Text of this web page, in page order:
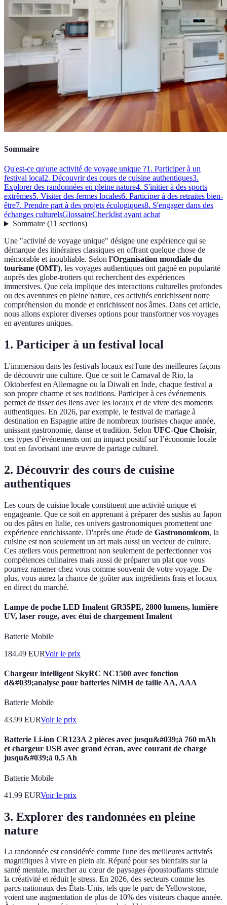
Sommaire
Qu'est-ce qu'une activité de voyage unique ?1. Participer à un
festival local2. Découvrir des cours de cuisine authentiques3.
Explorer des randonnées en pleine nature4. S'initier à des sports
extrêmes5. Visiter des fermes locales6. Participer à des retraites bien-
être7. Prendre part à des projets écologiques8. S'engager dans des
échanges culturelsGlossaireChecklist avant achat
Sommaire(11 sections)
Une "activité de voyage unique" désigne une expérience qui se
démarque des itinéraires classiques en offrant quelque chose de
mémorable et inoubliable. Selon l'Organisation mondiale du
tourisme (OMT), les voyages authentiques ont gagné en popularité
auprès des globe-trotters qui recherchent des expériences
immersives. Que cela implique des interactions culturelles profondes
ou des aventures en pleine nature, ces activités enrichissent notre
compréhension du monde et enrichissent nos âmes. Dans cet article,
nous allons explorer diverses options pour transformer vos voyages
en aventures uniques.
1. Participer à un festival local
L'immersion dans les festivals locaux est l'une des meilleures façons
de découvrir une culture. Que ce soit le Carnaval de Rio, la
Oktoberfest en Allemagne ou la Diwali en Inde, chaque festival a
son propre charme et ses traditions. Participer à ces événements
permet de tisser des liens avec les locaux et de vivre des moments
authentiques. En 2026, par exemple, le festival de mariage à
destination en Espagne attire de nombreux touristes chaque année,
unissant gastronomie, danse et tradition. Selon UFC-Que Choisir,
ces types d’événements ont un impact positif sur l’économie locale
tout en favorisant une œuvre de partage culturel.
2. Découvrir des cours de cuisine
authentiques
Les cours de cuisine locale constituent une activité unique et
engageante. Que ce soit en apprenant à préparer des sushis au Japon
ou des pâtes en Italie, ces univers gastronomiques promettent une
expérience enrichissante. D'après une étude de Gastronomicom, la
cuisine est non seulement un art mais aussi un vecteur de culture.
Ces ateliers vous permettront non seulement de perfectionner vos
compétences culinaires mais aussi de préparer un plat que vous
pourrez ramener chez vous comme souvenir de votre voyage. De
plus, vous aurez la chance de goûter aux ingrédients frais et locaux
en direct du marché.
Lampe de poche LED Imalent GR35PE, 2800 lumens, lumière
UV, laser rouge, avec étui de chargement Imalent
Batterie Mobile
184.49 EURVoir le prix
Chargeur intelligent SkyRC NC1500 avec fonction
d&#039;analyse pour batteries NiMH de taille AA, AAA
Batterie Mobile
43.99 EURVoir le prix
Batterie Li-ion CR123A 2 pièces avec jusqu&#039;à 760 mAh
et chargeur USB avec grand écran, avec courant de charge
jusqu&#039;à 0,5 Ah
Batterie Mobile
41.99 EURVoir le prix
3. Explorer des randonnées en pleine
nature
La randonnée est considérée comme l'une des meilleures activités
magnifiques à vivre en plein air. Réputé pour ses bienfaits sur la
santé mentale, marcher au cœur de paysages époustouflants stimule
la créativité et réduit le stress. En 2026, des secteurs comme les
parcs nationaux des États-Unis, tels que le parc de Yellowstone,
voient une augmentation de plus de 10% des visiteurs chaque année.